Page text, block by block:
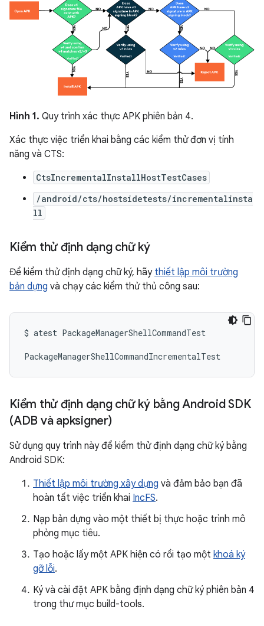
Hình 1. Quy trình xác thực APK phiên bản 4.
Xác thực việc triển khai bằng các kiểm thử đơn vị tính
năng và CTS:
CtsIncrementalInstallHostTestCases
/android/cts/hostsidetests/incrementalinsta
ll
Kiểm thử định dạng chữ ký
Để kiểm thử định dạng chữ ký, hãy thiết lập môi trường
bản dựng và chạy các kiểm thử thủ công sau:
$ atest PackageManagerShellCommandTest
PackageManagerShellCommandIncrementalTest
Kiểm thử định dạng chữ ký bằng Android SDK
(ADB và apksigner)
Sử dụng quy trình này để kiểm thử định dạng chữ ký bằng
Android SDK:
Thiết lập môi trường xây dựng và đảm bảo bạn đã
hoàn tất việc triển khai IncFS.
Nạp bản dựng vào một thiết bị thực hoặc trình mô
phỏng mục tiêu.
Tạo hoặc lấy một APK hiện có rồi tạo một khoá ký
gỡ lỗi.
Ký và cài đặt APK bằng định dạng chữ ký phiên bản 4
trong thư mục build-tools.